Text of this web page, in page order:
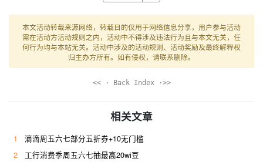
本文活动转载来源网络，转载目的仅用于网络信息分享，用户参与活动
需在活动方活动规则之内，活动中不得涉及违法行为且与本文无关，任
何行为均与本站无关。活动中涉及的活动规则、活动奖励及最终解释权
归主办方所有。如有侵权，请联系删除。
<< · Back Index ·>>
相关文章
1
滴滴周五六七部分五折券+10无门槛
2
工行消费季周五六七抽最高20wi豆